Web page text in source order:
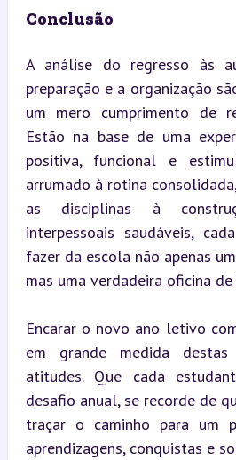
Conclusão
A análise do regresso às
preparação e a organização
um mero cumprimento de
Estão na base de uma
positiva, funcional e
arrumado à rotina
as disciplinas à
interpessoais saudáveis,
fazer da escola não apenas
mas uma verdadeira oficina de
Encarar o novo ano letivo
em grande medida destas
atitudes. Que cada
desafio anual, se recorde de
traçar o caminho para um
aprendizagens, conquistas e